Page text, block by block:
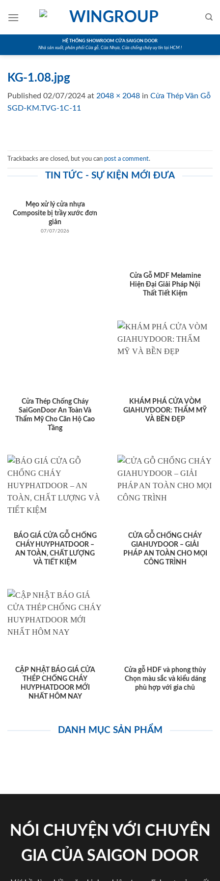
HỆ THỐNG SHOWROOM CỬA SAIGON DOOR
Nhà sản xuất, phân phối Cửa gỗ, Cửa Nhựa, Cửa chống cháy uy tín tại HCM !
KG-1.08.jpg
Published 02/07/2024 at 2048 × 2048 in Cửa Thép Vân Gỗ
SGD-KM.TVG-1C-11
Trackbacks are closed, but you can post a comment.
TIN TỨC - SỰ KIỆN MỚI ĐƯA
Mẹo xử lý cửa nhựa
Composite bị trầy xước đơn
giản
07/07/2026
Cửa Gỗ MDF Melamine
Hiện Đại Giải Pháp Nội
Thất Tiết Kiệm
Cửa Thép Chống Cháy
SaiGonDoor An Toàn Và
Thẩm Mỹ Cho Căn Hộ Cao
Tầng
KHÁM PHÁ CỬA VÒM
GIAHUYDOOR: THẨM MỸ
VÀ BỀN ĐẸP
BÁO GIÁ CỬA GỖ CHỐNG
CHÁY HUYPHATDOOR –
AN TOÀN, CHẤT LƯỢNG
VÀ TIẾT KIỆM
CỬA GỖ CHỐNG CHÁY
GIAHUYDOOR – GIẢI
PHÁP AN TOÀN CHO MỌI
CÔNG TRÌNH
CẬP NHẬT BÁO GIÁ CỬA
THÉP CHỐNG CHÁY
HUYPHATDOOR MỚI
NHẤT HÔM NAY
Cửa gỗ HDF và phong thủy
Chọn màu sắc và kiểu dáng
phù hợp với gia chủ
DANH MỤC SẢN PHẨM
NÓI CHUYỆN VỚI CHUYÊN
GIA CỦA SAIGON DOOR